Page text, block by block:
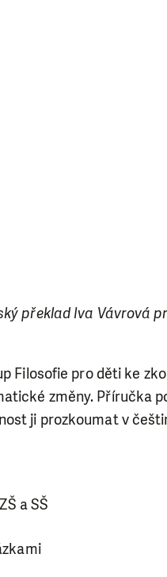
překlad Iva Vávrová
Filosofie pro děti ke
změny. Příručka
ji prozkoumat v
a SŠ